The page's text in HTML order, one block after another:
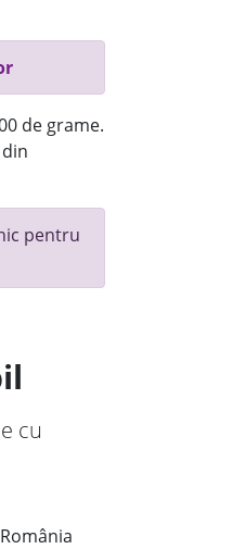
de grame.
pentru
cu